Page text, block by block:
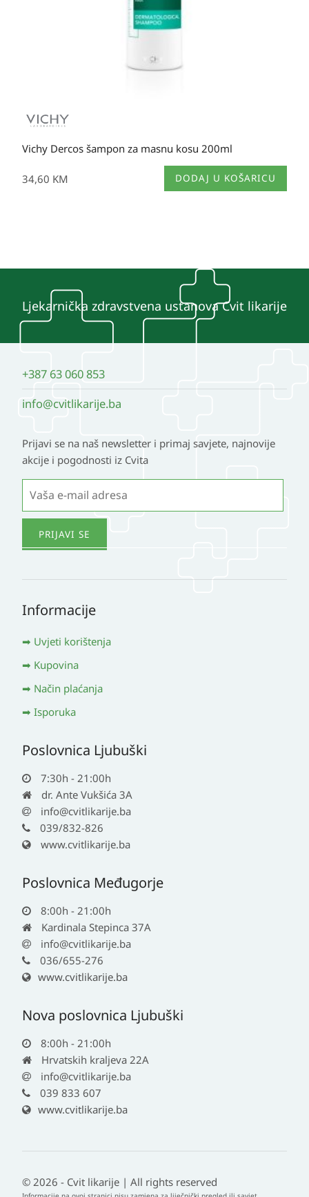
Vichy Dercos šampon za masnu kosu 200ml
34,60 KM DODAJ U KOŠARICU
Ljekarnička zdravstvena ustanova Cvit likarije
+387 63 060 853
info@cvitlikarije.ba
Prijavi se na naš newsletter i primaj savjete, najnovije
akcije i pogodnosti iz Cvita
Informacije
Uvjeti korištenja
Kupovina
Način plaćanja
Isporuka
Poslovnica Ljubuški
7:30h - 21:00h
dr. Ante Vukšića 3A
info@cvitlikarije.ba
039/832-826
www.cvitlikarije.ba
Poslovnica Međugorje
8:00h - 21:00h
Kardinala Stepinca 37A
info@cvitlikarije.ba
036/655-276
www.cvitlikarije.ba
Nova poslovnica Ljubuški
8:00h - 21:00h
Hrvatskih kraljeva 22A
info@cvitlikarije.ba
039 833 607
www.cvitlikarije.ba
© 2026 - Cvit likarije | All rights reserved